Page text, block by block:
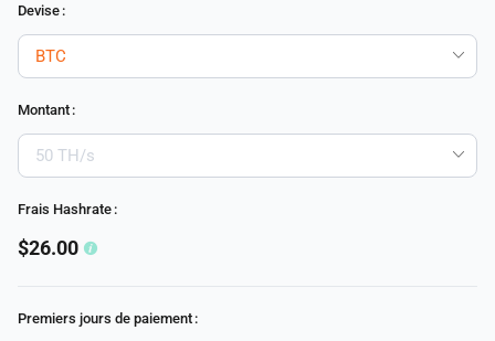
Devise :
Montant :
Frais Hashrate :
$26.00
Premiers jours de paiement :